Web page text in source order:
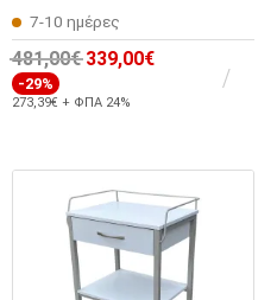
7-10 ημέρες
481,00€ 339,00€
-29%
273,39€ + ΦΠΑ 24%